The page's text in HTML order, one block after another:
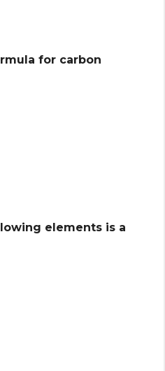
for carbon
elements is a